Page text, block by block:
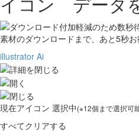
素材のダウンロードまで、あと5秒お
illustrator Ai
現在アイコン 選択中(※12個まで選択可
すべてクリアする